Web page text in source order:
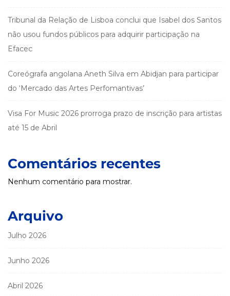
Tribunal da Relação de Lisboa conclui que Isabel dos Santos
não usou fundos públicos para adquirir participação na
Efacec
Coreógrafa angolana Aneth Silva em Abidjan para participar
do ‘Mercado das Artes Perfomantivas’
Visa For Music 2026 prorroga prazo de inscrição para artistas
até 15 de Abril
Comentários recentes
Nenhum comentário para mostrar.
Arquivo
Julho 2026
Junho 2026
Abril 2026